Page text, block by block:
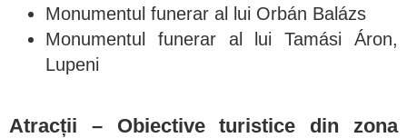
Monumentul funerar al lui Orbán Balázs
Monumentul funerar al lui Tamási Áron,
Lupeni
Atracții – Obiective turistice din zona